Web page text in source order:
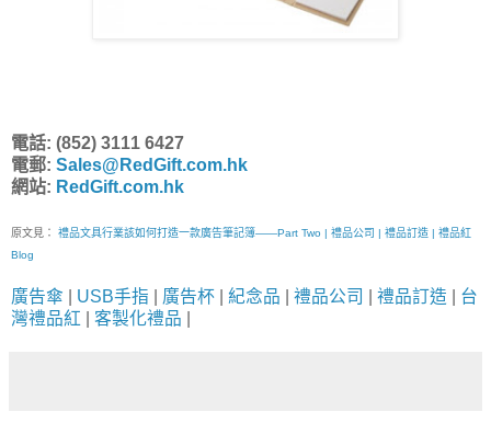
電話: (852) 3111 6427
電郵: Sales@RedGift.com.hk
網站: RedGift.com.hk
原文見：
禮品文具行業該如何打造一款廣告筆記簿——Part Two | 禮品公司 | 禮品訂造 | 禮品紅
Blog
廣告傘 USB手指 廣告杯 紀念品 禮品公司 禮品訂造
台
灣禮品紅
客製化禮品